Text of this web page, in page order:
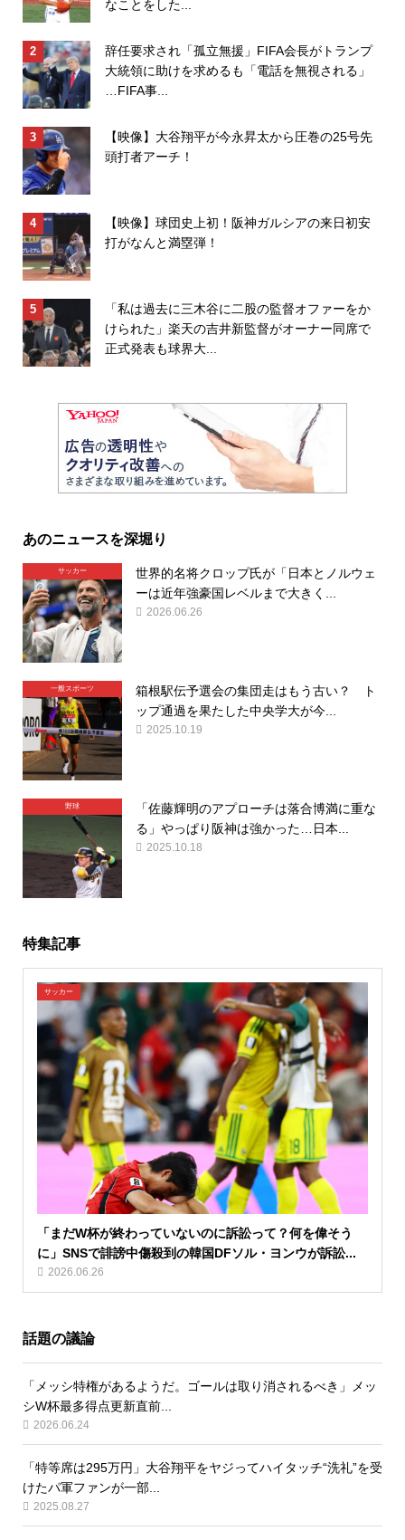
なことをした...
辞任要求され「孤立無援」FIFA会長がトランプ
大統領に助けを求めるも「電話を無視される」
…FIFA事...
【映像】大谷翔平が今永昇太から圧巻の25号先
頭打者アーチ！
【映像】球団史上初！阪神ガルシアの来日初安
打がなんと満塁弾！
「私は過去に三木谷に二股の監督オファーをか
けられた」楽天の吉井新監督がオーナー同席で
正式発表も球界大...
あのニュースを深堀り
サッカー
世界的名将クロップ氏が「日本とノルウェ
ーは近年強豪国レベルまで大きく...
2026.06.26
一般スポーツ
箱根駅伝予選会の集団走はもう古い？ ト
ップ通過を果たした中央学大が今...
2025.10.19
野球
「佐藤輝明のアプローチは落合博満に重な
る」やっぱり阪神は強かった…日本...
2025.10.18
特集記事
サッカー
「まだW杯が終わっていないのに訴訟って？何を偉そう
に」SNSで誹謗中傷殺到の韓国DFソル・ヨンウが訴訟...
2026.06.26
話題の議論
「メッシ特権があるようだ。ゴールは取り消されるべき」メッ
シW杯最多得点更新直前...
2026.06.24
「特等席は295万円」大谷翔平をヤジってハイタッチ“洗礼”を受
けたパ軍ファンが一部...
2025.08.27